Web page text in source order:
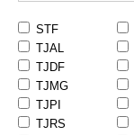
STF
TJAL
TJDF
TJMG
TJPI
TJRS